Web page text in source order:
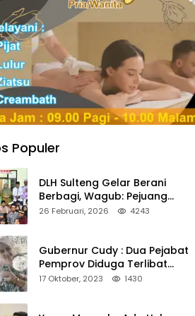
Populer
DLH Sulteng Gelar Berani
Berbagi, Wagub: Pejuang
Lingkungan Harus Jadi Teladan
26 Februari, 2026 4243
Gubernur Cudy : Dua Pejabat
Pemprov Diduga Terlibat
Asmara Terlarang Sudah di
17 Oktober, 2023 1430